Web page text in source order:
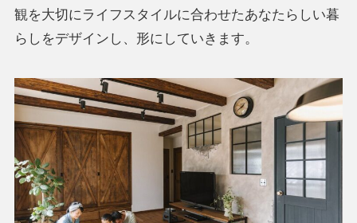
観を大切にライフスタイルに合わせたあなたらしい暮
らしをデザインし、形にしていきます。